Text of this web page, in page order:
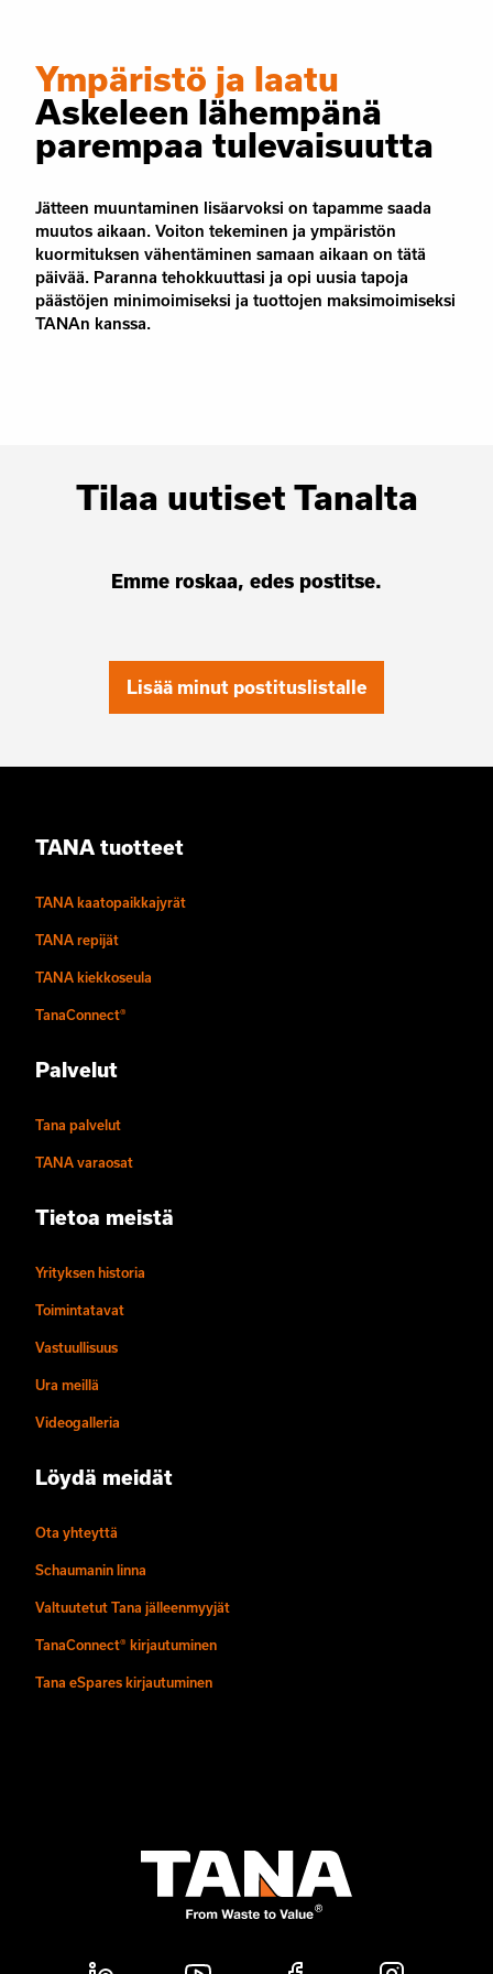
Ympäristö ja laatu
Askeleen lähempänä
parempaa tulevaisuutta
Jätteen muuntaminen lisäarvoksi on tapamme saada
muutos aikaan. Voiton tekeminen ja ympäristön
kuormituksen vähentäminen samaan aikaan on tätä
päivää. Paranna tehokkuuttasi ja opi uusia tapoja
päästöjen minimoimiseksi ja tuottojen maksimoimiseksi
TANAn kanssa.
Tilaa uutiset Tanalta
Emme roskaa, edes postitse.
Lisää minut postituslistalle
TANA tuotteet
TANA kaatopaikkajyrät
TANA repijät
TANA kiekkoseula
TanaConnect®
Palvelut
Tana palvelut
TANA varaosat
Tietoa meistä
Yrityksen historia
Toimintatavat
Vastuullisuus
Ura meillä
Videogalleria
Löydä meidät
Ota yhteyttä
Schaumanin linna
Valtuutetut Tana jälleenmyyjät
TanaConnect® kirjautuminen
Tana eSpares kirjautuminen